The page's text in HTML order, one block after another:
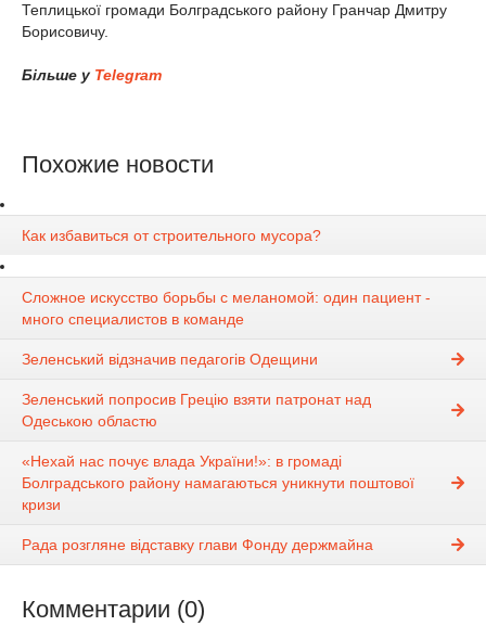
Теплицької громади Болградського району Гранчар Дмитру
Борисовичу.
Більше у Telegram
Похожие новости
Как избавиться от строительного мусора?
Сложное искусство борьбы с меланомой: один пациент -
много специалистов в команде
Зеленський відзначив педагогів Одещини
Зеленський попросив Грецію взяти патронат над
Одеською областю
«Нехай нас почує влада України!»: в громаді
Болградського району намагаються уникнути поштової
кризи
Рада розгляне відставку глави Фонду держмайна
Комментарии (0)